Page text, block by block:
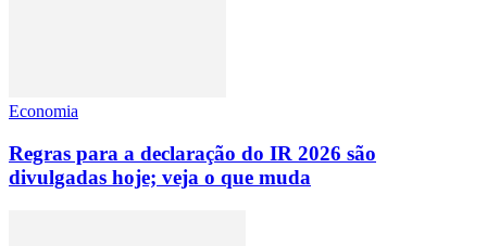
Economia
Regras para a declaração do IR 2026 são
divulgadas hoje; veja o que muda